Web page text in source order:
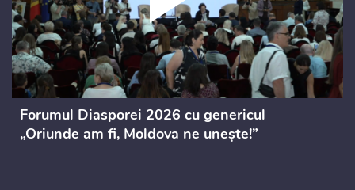
Forumul Diasporei 2026 cu genericul
„Oriunde am fi, Moldova ne unește!”